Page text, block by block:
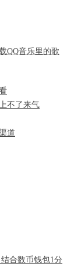
QQ音乐里的歌
不了来气
道
合数币钱包1分